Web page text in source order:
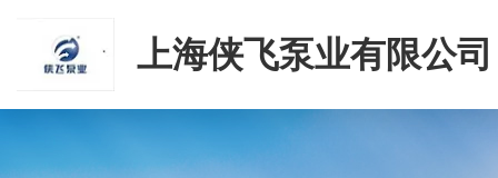
上海侠飞泵业有限公司